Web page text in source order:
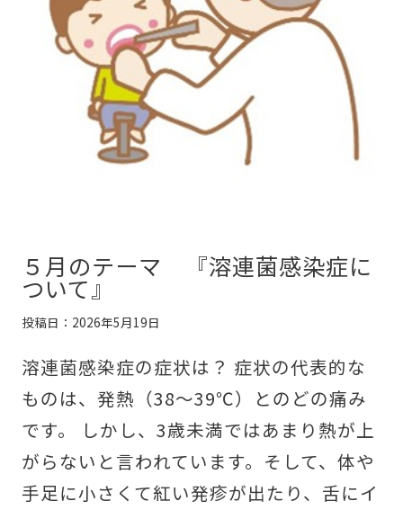
５月のテーマ 『溶連菌感染症に
ついて』
投稿日：2026年5月19日
溶連菌感染症の症状は？ 症状の代表的な
ものは、発熱（38～39℃）とのどの痛み
です。 しかし、3歳未満ではあまり熱が上
がらないと言われています。そして、体や
手足に小さくて紅い発疹が出たり、舌にイ